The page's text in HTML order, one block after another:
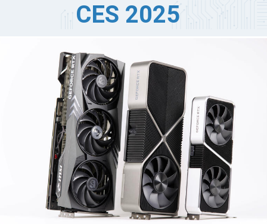
CES 2025
von Inno3D Brasilien die bevorstehende
der NVIDIA GeForce RTX 5090 bekannt.
Veranstaltung, an der verschiedene Gäste aus der
teilnahmen, nahm eine interessante Wendung, als
Zuschauer sich nach der mit Spannung erwarteten
GPU-Generation erkundigten.